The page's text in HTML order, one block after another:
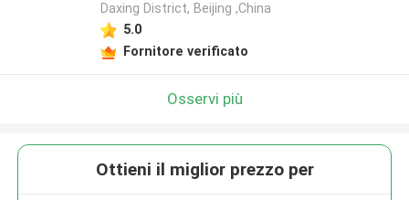
Daxing District, Beijing ,China
5.0
Fornitore verificato
Osservi più
Ottieni il miglior prezzo per